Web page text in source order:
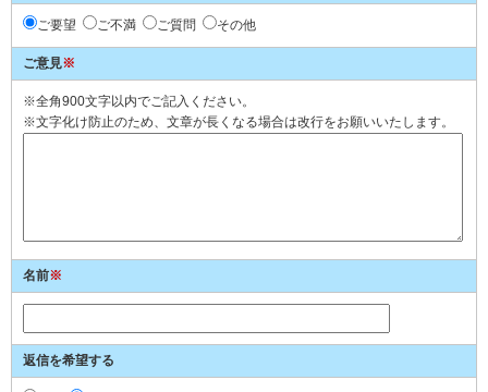
ご要望 ご不満 ご質問 その他
ご意見※
※全角900文字以内でご記入ください。
※文字化け防止のため、文章が長くなる場合は改行をお願いいたします。
名前※
返信を希望する